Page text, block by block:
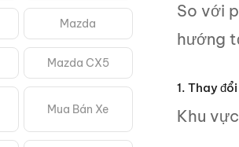
Mazda
Mazda CX5
Mua Bán Xe
So với
hướng
1. Thay
Khu